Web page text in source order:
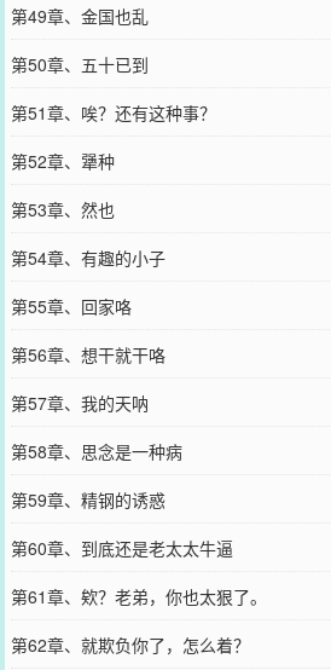
第49章、金国也乱
第50章、五十已到
第51章、唉？还有这种事？
第52章、犟种
第53章、然也
第54章、有趣的小子
第55章、回家咯
第56章、想干就干咯
第57章、我的天呐
第58章、思念是一种病
第59章、精钢的诱惑
第60章、到底还是老太太牛逼
第61章、欸？老弟，你也太狠了。
第62章、就欺负你了，怎么着？